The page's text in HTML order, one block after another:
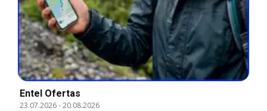
Entel Ofertas
23.07.2026-20.08.2026